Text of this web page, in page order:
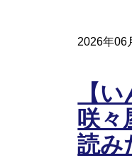
2026年06
【
咲々
読み